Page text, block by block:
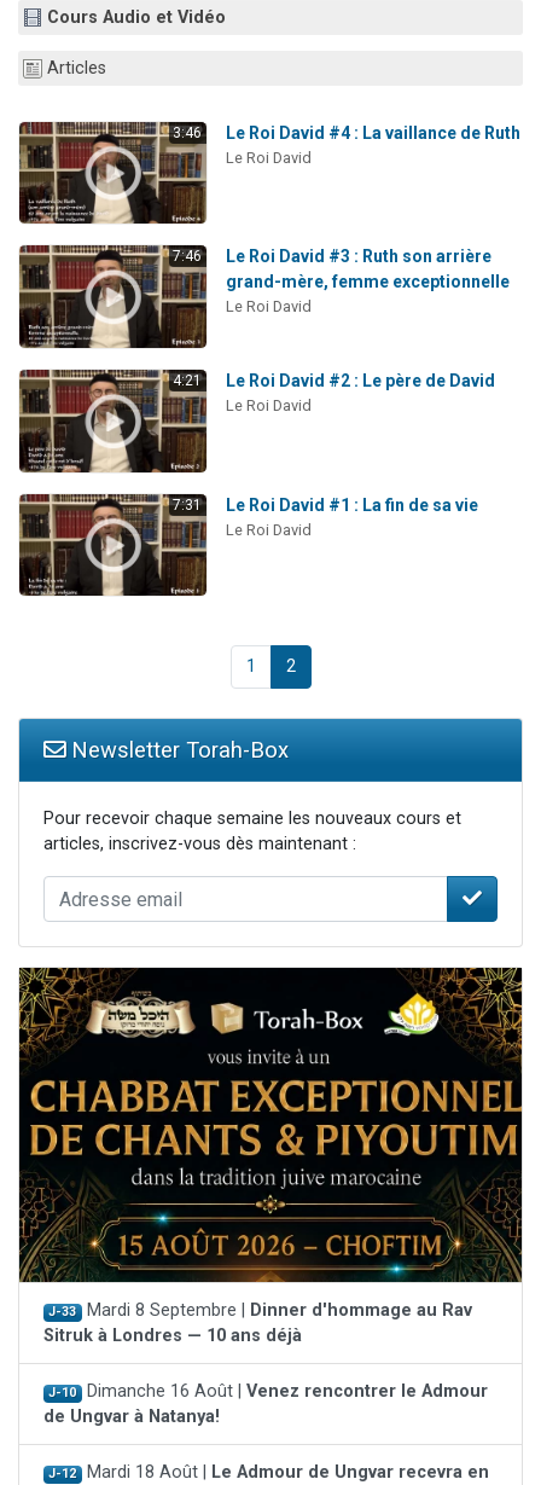
Nathaniel vient de donner son Maasser
Cours Audio et Vidéo
Articles
3:46 Le Roi David #4 : La vaillance de Ruth
Le Roi David
7:46
Le Roi David #3 : Ruth son arrière
grand-mère, femme exceptionnelle
Le Roi David
4:21 Le Roi David #2 : Le père de David
Le Roi David
7:31 Le Roi David #1 : La fin de sa vie
Le Roi David
1 2
Newsletter Torah-Box
Pour recevoir chaque semaine les nouveaux cours et
articles, inscrivez-vous dès maintenant :
J-33 Mardi 8 Septembre |
Dinner d'hommage au Rav
Sitruk à Londres — 10 ans déjà
J-10 Dimanche 16 Août | Venez rencontrer le Admour
de Ungvar à Natanya!
J-12 Mardi 18 Août |
Le Admour de Ungvar recevra en